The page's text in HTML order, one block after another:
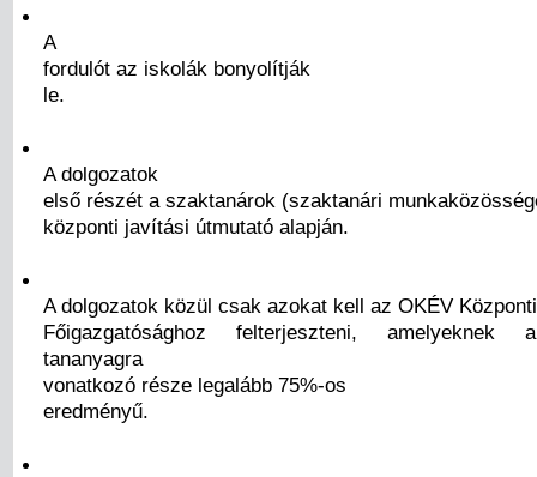
A
fordulót az iskolák bonyolítják
le.
A dolgozatok
első részét a szaktanárok (szaktanári
központi javítási útmutató alapján.
A dolgozatok közül csak azokat kell az OKÉV Központi
Főigazgatósághoz felterjeszteni, amelyeknek
tananyagra
vonatkozó része legalább 75%-os
eredményű.